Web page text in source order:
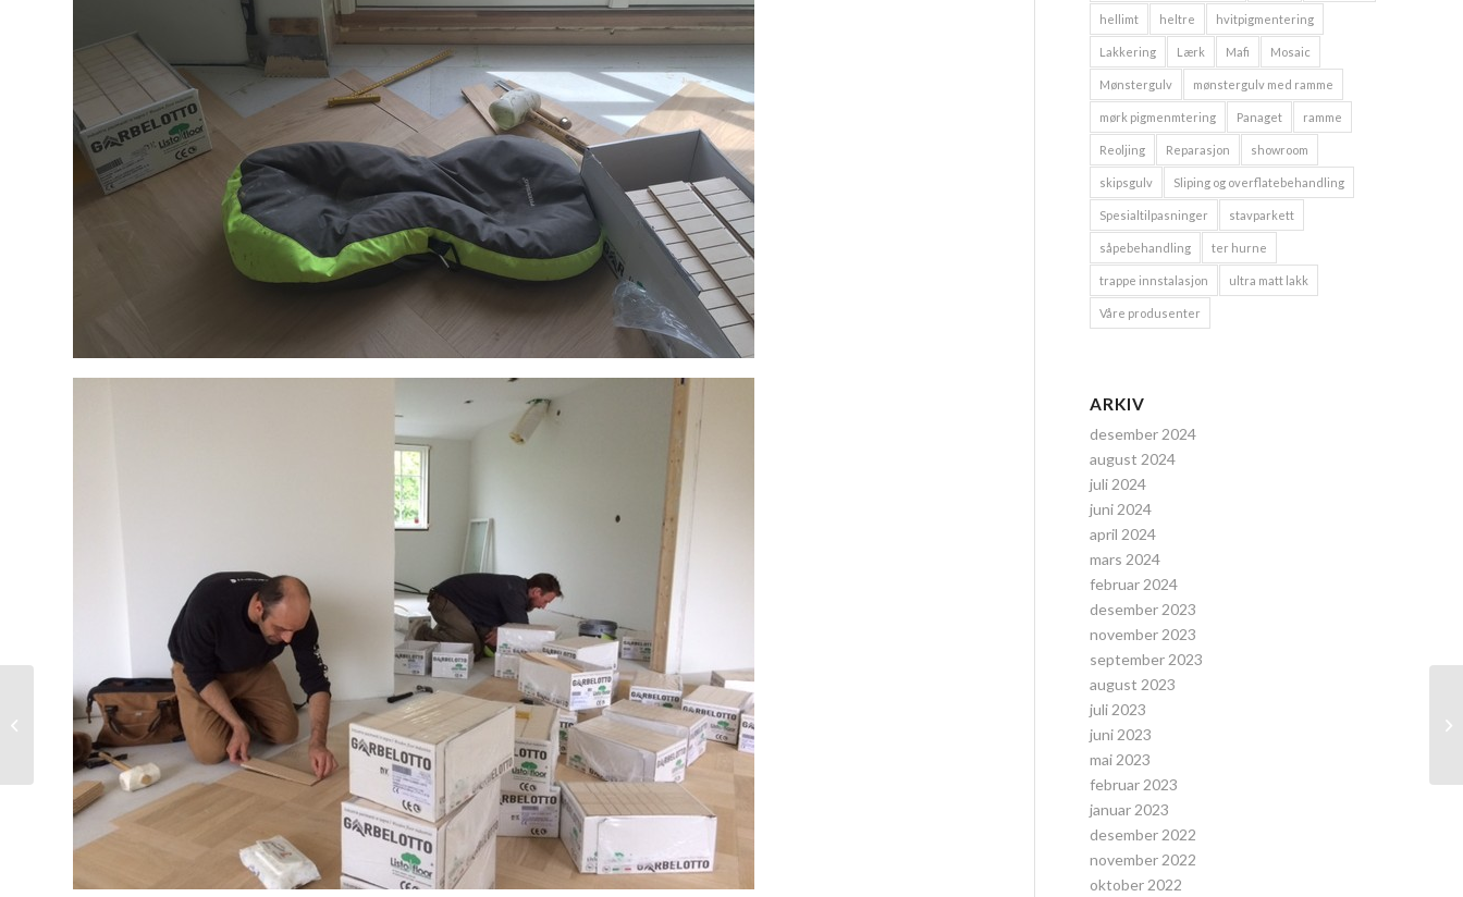
hellimt heltre hvitpigmentering
Lakkering Lærk Mafi Mosaic
Mønstergulv mønstergulv med ramme
mørk pigmenmtering Panaget ramme
Reoljing Reparasjon showroom
skipsgulv Sliping og overflatebehandling
Spesialtilpasninger stavparkett
såpebehandling ter hurne
trappe innstalasjon ultra matt lakk
Våre produsenter
ARKIV
desember 2024
august 2024
juli 2024
juni 2024
april 2024
mars 2024
februar 2024
desember 2023
november 2023
september 2023
august 2023
juli 2023
juni 2023
mai 2023
februar 2023
januar 2023
desember 2022
november 2022
oktober 2022
Panaget Diva XXL
Topaz Natur
14x184x1700